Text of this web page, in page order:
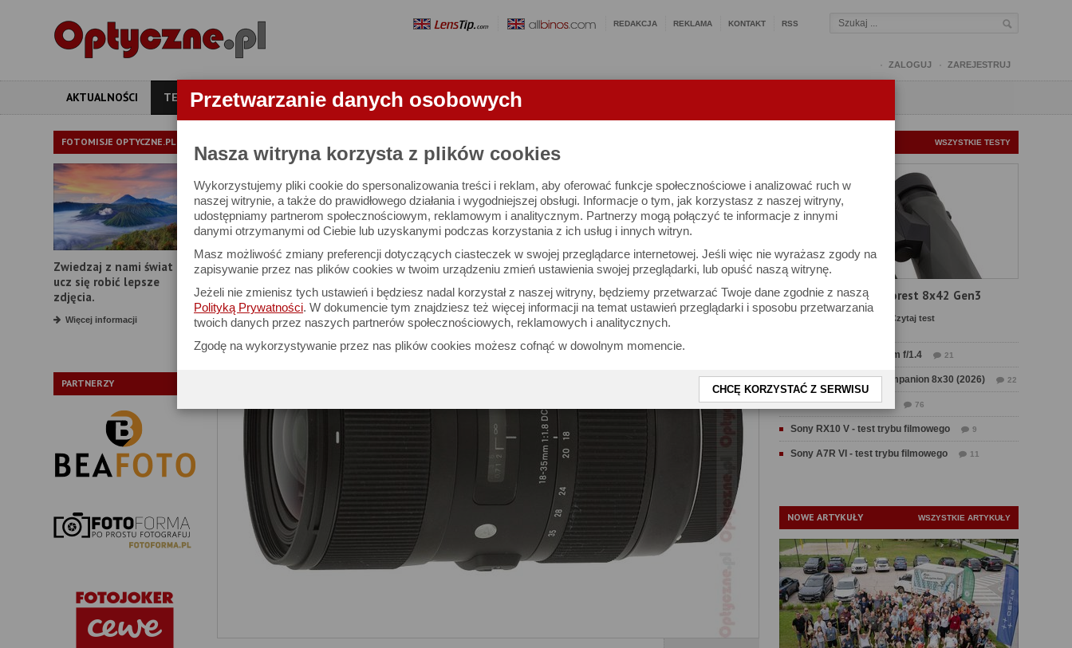
Przetwarzanie danych osobowych
Nasza witryna korzysta z plików cookies
Wykorzystujemy pliki cookie do spersonalizowania treści i reklam, aby oferować funkcje społecznościowe i analizować ruch w
naszej witrynie, a także do prawidłowego działania i wygodniejszej obsługi. Informacje o tym, jak korzystasz z naszej witryny,
udostępniamy partnerom społecznościowym, reklamowym i analitycznym. Partnerzy mogą połączyć te informacje z innymi
danymi otrzymanymi od Ciebie lub uzyskanymi podczas korzystania z ich usług i innych witryn.
Masz możliwość zmiany preferencji dotyczących ciasteczek w swojej przeglądarce internetowej. Jeśli więc nie wyrażasz zgody na
zapisywanie przez nas plików cookies w twoim urządzeniu zmień ustawienia swojej przeglądarki, lub opuść naszą witrynę.
Jeżeli nie zmienisz tych ustawień i będziesz nadal korzystał z naszej witryny, będziemy przetwarzać Twoje dane zgodnie z naszą
Polityką Prywatności. W dokumencie tym znajdziesz też więcej informacji na temat ustawień przeglądarki i sposobu przetwarzania
twoich danych przez naszych partnerów społecznościowych, reklamowych i analitycznych.
Zgodę na wykorzystywanie przez nas plików cookies możesz cofnąć w dowolnym momencie.
CHCĘ KORZYSTAĆ Z SERWISU
REDAKCJA REKLAMA KONTAKT RSS
ZALOGUJ ZAREJESTRUJ
AKTUALNOŚCI TESTY ARTYKUŁY APARATY OBIEKTYWY LORNETKI
FOTOMISJE OPTYCZNE.PL
Zwiedzaj z nami świat i
ucz się robić lepsze
zdjęcia.
Więcej informacji
PARTNERZY
TEST OBIEKTYWU
Sigma A 18-35 mm f/1.8 DC HSM - test obiektywu
WSZYSTKIE TESTY
Test Delta Optical Forest 8x42 Gen3
Czytaj test
Test Sirui Aurora 35 mm f/1.4 21
Test Swarovski CL Companion 8x30 (2026) 22
Test Fujifilm GFX 100 II 76
Sony RX10 V - test trybu filmowego 9
Sony A7R VI - test trybu filmowego 11
NOWE ARTYKUŁY WSZYSTKIE ARTYKUŁY